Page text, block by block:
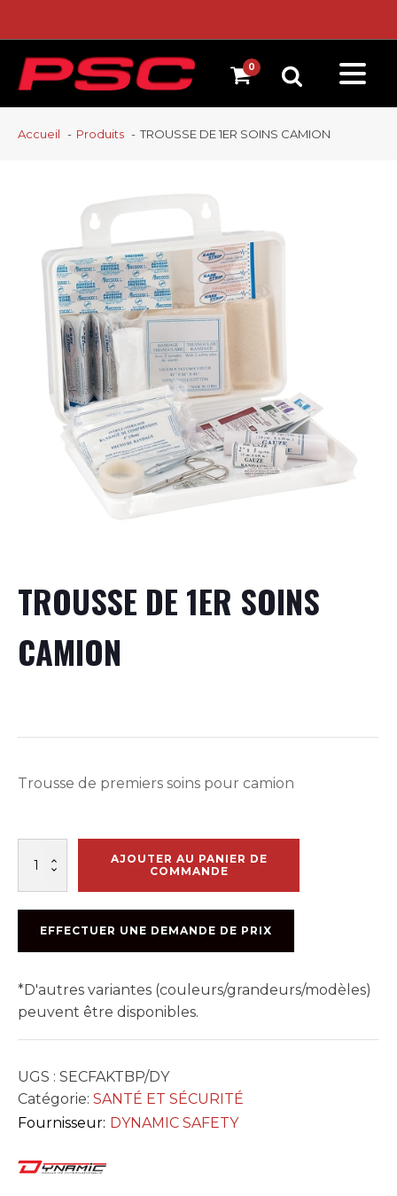
Accueil Produits TROUSSE DE 1ER SOINS CAMION
TROUSSE DE 1ER SOINS
CAMION
Trousse de premiers soins pour camion
TROUSSE
SOINS
CAMION
AJOUTER AU PANIER DE
COMMANDE
EFFECTUER UNE DEMANDE DE PRIX
*D'autres variantes (couleurs/grandeurs/modèles)
peuvent être disponibles.
UGS : SECFAKTBP/DY
Catégorie: SANTÉ ET SÉCURITÉ
Fournisseur: DYNAMIC SAFETY